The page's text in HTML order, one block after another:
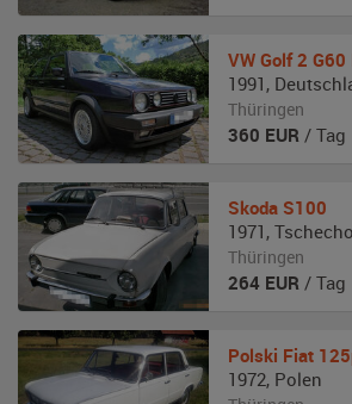
VW Golf 2 G60
1991 ,
Thüringen
360 EUR / Tag
Skoda S100
1971 ,
Thüringen
264 EUR / Tag
Polski Fiat
1972, Polen